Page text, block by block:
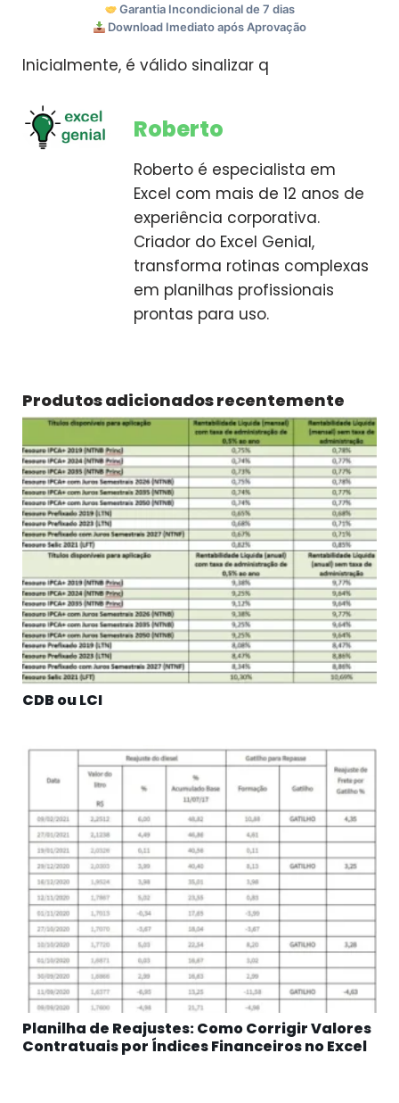
Garantia Incondicional de 7 dias
Download Imediato após Aprovação
Inicialmente, é válido sinalizar q
Roberto
Roberto é especialista em
Excel com mais de 12 anos de
experiência corporativa.
Criador do Excel Genial,
transforma rotinas complexas
em planilhas profissionais
prontas para uso.
Produtos adicionados recentemente
CDB ou LCI
Planilha de Reajustes: Como Corrigir Valores
Contratuais por Índices Financeiros no Excel